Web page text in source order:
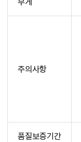
무게
주의사항
품질보증기간